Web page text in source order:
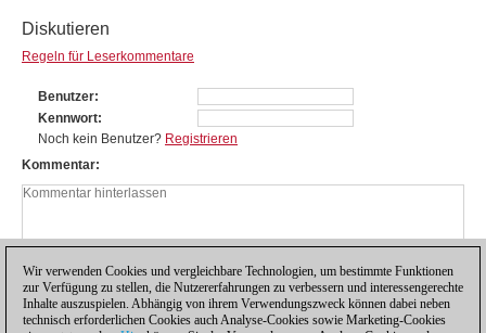
Diskutieren
Regeln für Leserkommentare
Benutzer
Kennwort
Noch kein Benutzer? Registrieren
Kommentar
Wir verwenden Cookies und vergleichbare Technologien, um bestimmte Funktionen
zur Verfügung zu stellen, die Nutzererfahrungen zu verbessern und interessengerechte
Inhalte auszuspielen. Abhängig von ihrem Verwendungszweck können dabei neben
technisch erforderlichen Cookies auch Analyse-Cookies sowie Marketing-Cookies